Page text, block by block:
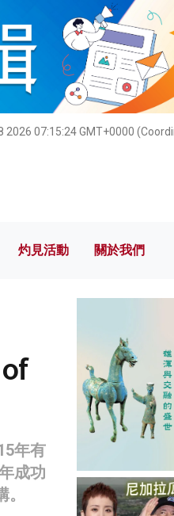
2026 07:15:26 GMT+0000
灼見活動 關於我們
灼見活動 關於我們
年有
成功